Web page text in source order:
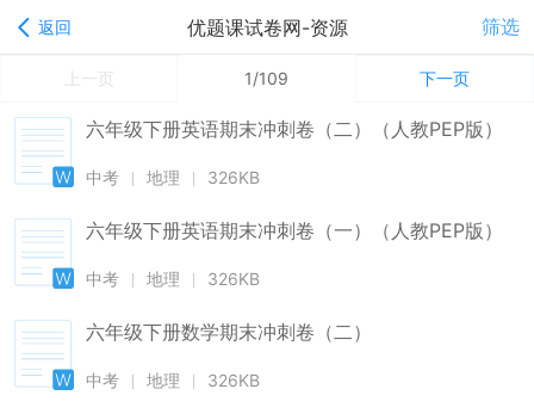
返回 优题课试卷网-资源 筛选
上一页 1/109 下一页
六年级下册英语期末冲刺卷（二）（人教PEP版）
中考 地理 326KB
六年级下册英语期末冲刺卷（一）（人教PEP版）
中考 地理 326KB
六年级下册数学期末冲刺卷（二）
中考 地理 326KB